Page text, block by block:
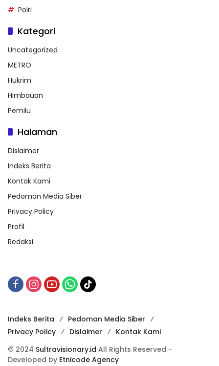
Polri
Kategori
Uncategorized
METRO
Hukrim
Himbauan
Pemilu
Halaman
Dislaimer
Indeks Berita
Kontak Kami
Pedoman Media Siber
Privacy Policy
Profil
Redaksi
Indeks Berita
Pedoman Media Siber
Privacy Policy
Dislaimer
Kontak Kami
© 2024 Sultravisionary.id All Rights Reserved -
Developed by Etnicode Agency